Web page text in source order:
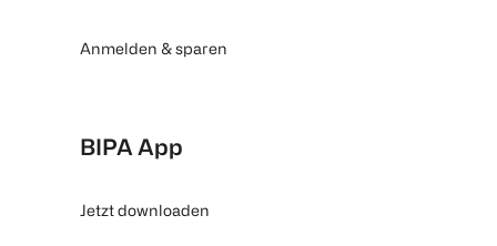
Anmelden & sparen
BIPA App
Jetzt downloaden